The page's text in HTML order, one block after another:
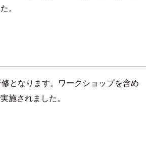
。
となります。ワークショップを含め
施されました。